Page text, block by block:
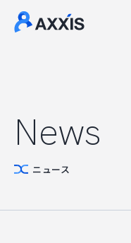
企業情報
アクセス
News
ニュース